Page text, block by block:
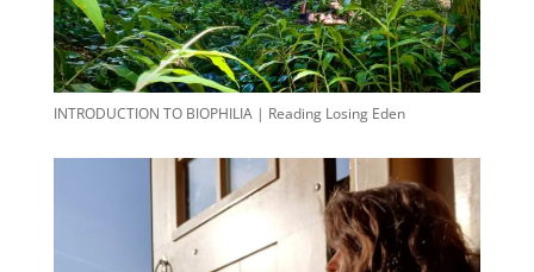
INTRODUCTION TO BIOPHILIA | Reading Losing Eden